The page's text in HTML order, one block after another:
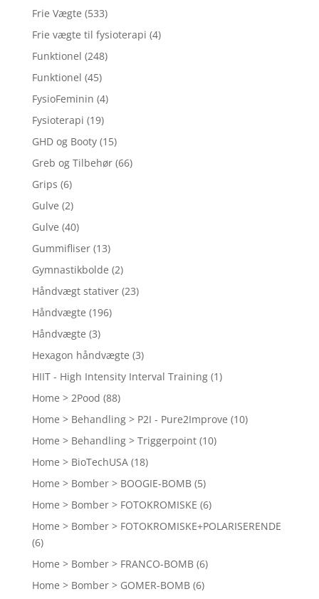
Frie Vægte (533)
Frie vægte til fysioterapi (4)
Funktionel (248)
Funktionel (45)
FysioFeminin (4)
Fysioterapi (19)
GHD og Booty (15)
Greb og Tilbehør (66)
Grips (6)
Gulve (2)
Gulve (40)
Gummifliser (13)
Gymnastikbolde (2)
Håndvægt stativer (23)
Håndvægte (196)
Håndvægte (3)
Hexagon håndvægte (3)
HIIT - High Intensity Interval Training (1)
Home > 2Pood (88)
Home > Behandling > P2I - Pure2Improve (10)
Home > Behandling > Triggerpoint (10)
Home > BioTechUSA (18)
Home > Bomber > BOOGIE-BOMB (5)
Home > Bomber > FOTOKROMISKE (6)
Home > Bomber > FOTOKROMISKE+POLARISERENDE
(6)
Home > Bomber > FRANCO-BOMB (6)
Home > Bomber > GOMER-BOMB (6)